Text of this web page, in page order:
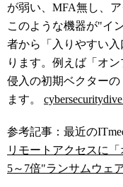
が弱い、MFA無し、
このような機器が"イ
者から「入りやすい
ります。例えば「オ
侵入の初期ベクターの
ます。
参考記事：最近の
リモートアクセスに
5～7倍"ランサムウェ